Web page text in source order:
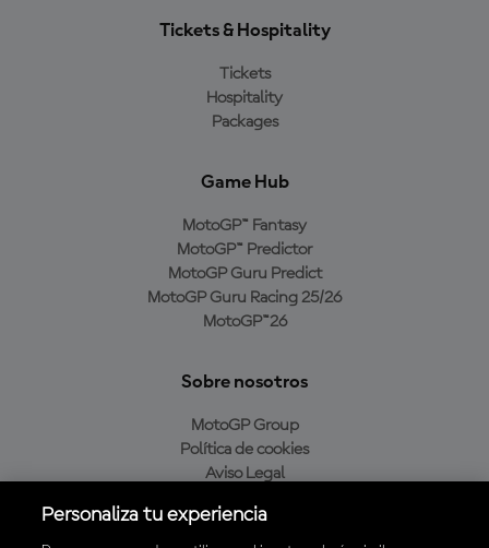
Tickets & Hospitality
Tickets
Hospitality
Packages
Game Hub
MotoGP™ Fantasy
MotoGP™ Predictor
MotoGP Guru Predict
MotoGP Guru Racing 25/26
MotoGP™26
Sobre nosotros
MotoGP Group
Política de cookies
Aviso Legal
Política de compra
Personaliza tu experiencia